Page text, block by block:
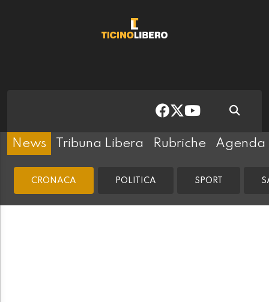
News Tribuna Libera Rubriche Agenda
CRONACA POLITICA SPORT